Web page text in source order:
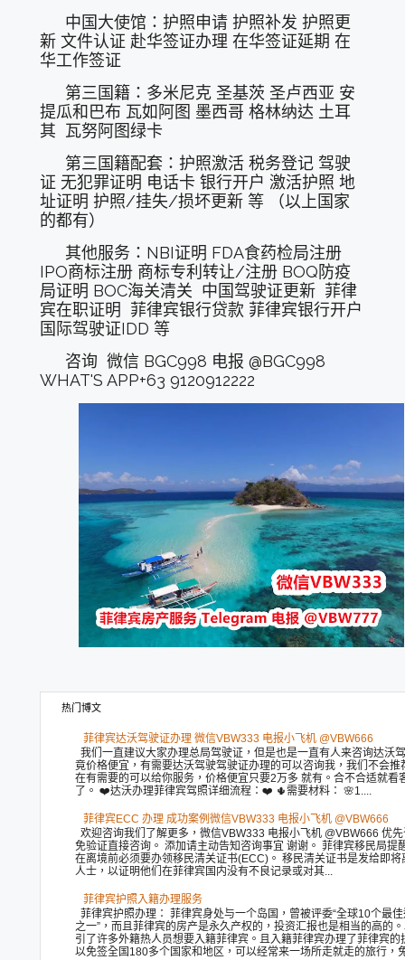
中国大使馆：护照申请 护照补发 护照更
新 文件认证 赴华签证办理 在华签证延期 在
华工作签证
第三国籍：多米尼克 圣基茨 圣卢西亚 安
提瓜和巴布 瓦如阿图 墨西哥 格林纳达 土耳
其 瓦努阿图绿卡
第三国籍配套：护照激活 税务登记 驾驶
证 无犯罪证明 电话卡 银行开户 激活护照 地
址证明 护照/挂失/损坏更新 等 （以上国家
的都有）
其他服务：NBI证明 FDA食药检局注册
IPO商标注册 商标专利转让/注册 BOQ防疫
局证明 BOC海关清关 中国驾驶证更新 菲律
宾在职证明 菲律宾银行贷款 菲律宾银行开户
国际驾驶证IDD 等
咨询 微信 BGC998 电报 @BGC998
WHAT'S APP+63 9120912222
热门博文
菲律宾达沃驾驶证办理 微信VBW333 电报小飞机 @VBW666
我们一直建议大家办理总局驾驶证，但是也是一直有人来咨询达沃
竟价格便宜，有需要达沃驾驶驾驶证办理的可以咨询我，我们不会推
在有需要的可以给你服务，价格便宜只要2万多 就有。合不合适就看
了。 ❤️达沃办理菲律宾驾照详细流程：❤️ 🌵需要材料： 🌸1....
菲律宾ECC 办理 成功案例微信VBW333 电报小飞机 @VBW666
欢迎咨询我们了解更多，微信VBW333 电报小飞机 @VBW666 优
免验证直接咨询。 添加请主动告知咨询事宜 谢谢。 菲律宾移民局提
在离境前必须要办领移民清关证书(ECC)。 移民清关证书是发给即将
人士，以证明他们在菲律宾国内没有不良记录或对其...
菲律宾护照入籍办理服务
菲律宾护照办理： 菲律宾身处与一个岛国，曾被评委“全球10个最
之一”，而且菲律宾的房产是永久产权的，投资汇报也是相当的高的
引了许多外籍热人员想要入籍菲律宾。且入籍菲律宾办理了菲律宾的
以免签全国180多个国家和地区，可以经常来一场所走就走的旅行，